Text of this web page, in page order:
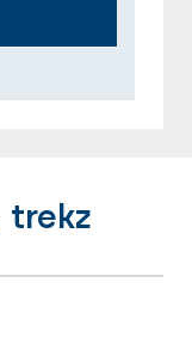
trekz